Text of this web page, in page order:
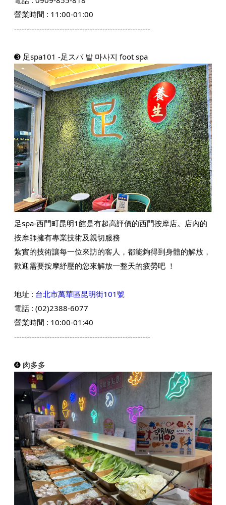
營業時間 : 11:00-01:00
------------------------------------------------------
➌ 足spa101 -足スパ 발 마사지 foot spa
足spa-西門町昆明1館是有超高評價的西門按摩店。店內的
按摩師擁有專業技術及親切服務
紮實的技術讓每一位來訪的客人，都能夠得到身體的解放，
歡迎需要按摩紓壓的您來解放一整天的疲勞吧 ！
地址 : 台北市萬華區昆明街101號
電話 : (02)2388-6077
營業時間 : 10:00-01:40
------------------------------------------------------
➍ 肉多多